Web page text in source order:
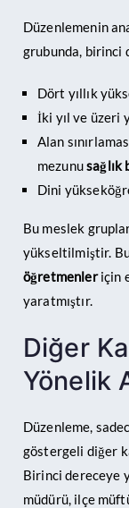
Düzenlemenin
grubunda, birinci
Dört yıllık
İki yıl ve üzeri
Alan
mezunusağlık
Dini
Bu meslek
yükseltilmiştir.
öğretmenleriçin
yaratmıştır.
Diğer
Yönelik
Düzenleme,
göstergeli diğer
Birinci dereceye
müdürü, ilçe